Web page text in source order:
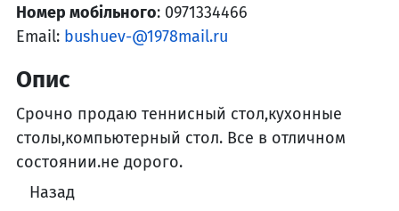
Номер мобільного: 0971334466
Email: bushuev-@1978mail.ru
Опис
Срочно продаю теннисный стол,кухонные
столы,компьютерный стол. Все в отличном
состоянии.не дорого.
Назад